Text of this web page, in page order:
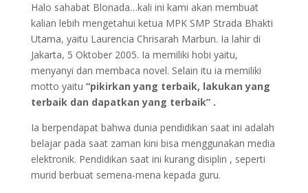
Halo sahabat Blonada…kali ini kami akan membuat
kalian lebih mengetahui ketua MPK SMP Strada Bhakti
Utama, yaitu Laurencia Chrisarah Marbun. Ia lahir di
Jakarta, 5 Oktober 2005. Ia memiliki hobi yaitu,
menyanyi dan membaca novel. Selain itu ia memiliki
motto yaitu “pikirkan yang terbaik, lakukan yang
terbaik dan dapatkan yang terbaik” .
Ia berpendapat bahwa dunia pendidikan saat ini adalah
belajar pada saat zaman kini bisa menggunakan media
elektronik. Pendidikan saat ini kurang disiplin , seperti
murid berbuat semena-mena kepada guru.